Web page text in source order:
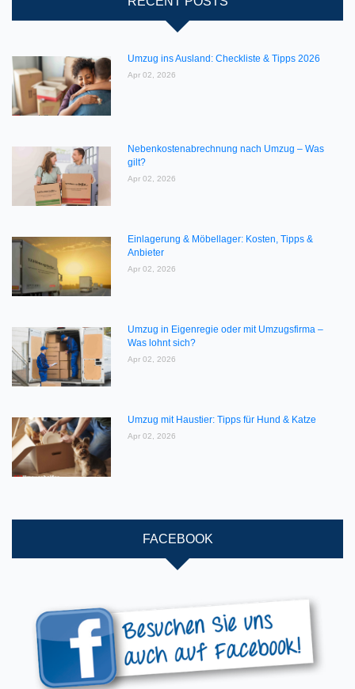
Umzug ins Ausland: Checkliste & Tipps 2026
Apr 02, 2026
Nebenkostenabrechnung nach Umzug – Was
gilt?
Apr 02, 2026
Einlagerung & Möbellager: Kosten, Tipps &
Anbieter
Apr 02, 2026
Umzug in Eigenregie oder mit Umzugsfirma –
Was lohnt sich?
Apr 02, 2026
Umzug mit Haustier: Tipps für Hund & Katze
Apr 02, 2026
FACEBOOK